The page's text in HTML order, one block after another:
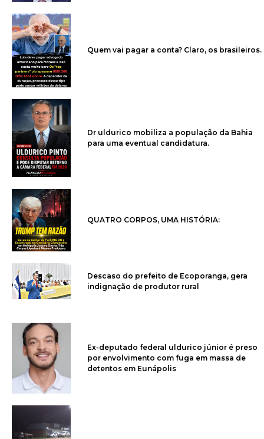
Quem vai pagar a conta? Claro, os brasileiros.
Dr uldurico mobiliza a população da Bahia
para uma eventual candidatura.
QUATRO CORPOS, UMA HISTÓRIA:
Descaso do prefeito de Ecoporanga, gera
indignação de produtor rural
Ex-deputado federal uldurico júnior é preso
por envolvimento com fuga em massa de
detentos em Eunápolis